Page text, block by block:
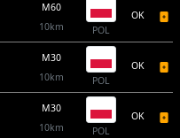
M60
10km
POL
OK
M30
10km
POL
OK
M30
10km
POL
OK